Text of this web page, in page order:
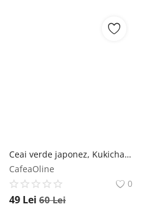
Ceai verde japonez, Kukicha Organic 60g - Default Title Moya
CafeaOline
0
49 Lei 60Lei